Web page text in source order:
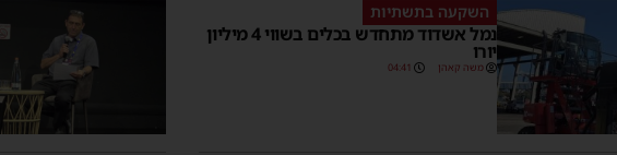
השקעה בתשתיות
נמל אשדוד מתחדש בכלים בשווי 4 מיליון
יורו
משה קאהן 04:41